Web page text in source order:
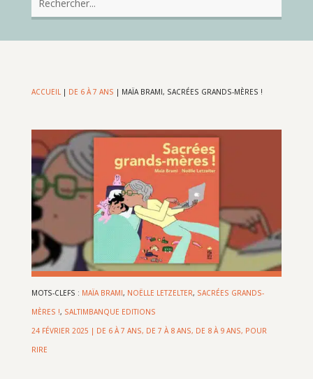
ACCUEIL| DE 6 À 7 ANS | MAÏA BRAMI, SACRÉES GRANDS-MÈRES !
MOTS-CLEFS : MAÏA BRAMI, NOËLLE LETZELTER, SACRÉES GRANDS-
MÈRES !, SALTIMBANQUE EDITIONS
24 FÉVRIER 2025 | DE 6 À 7 ANS, DE 7 À 8 ANS, DE 8 À 9 ANS, POUR
RIRE